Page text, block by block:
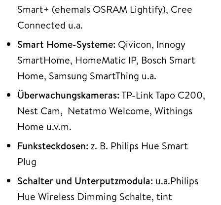
Smart+ (ehemals OSRAM Lightify), Cree
Connected u.a.
Smart Home-Systeme: Qivicon, Innogy
SmartHome, HomeMatic IP, Bosch Smart
Home, Samsung SmartThing u.a.
Überwachungskameras:TP-Link Tapo C200,
Nest Cam, Netatmo Welcome, Withings
Home u.v.m.
Funksteckdosen: z. B. Philips Hue Smart
Plug
Schalter und Unterputzmodula: u.a.Philips
Hue Wireless Dimming Schalte, tint